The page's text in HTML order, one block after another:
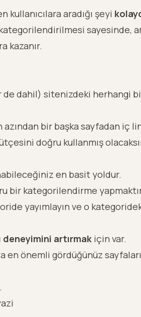
aradığı şeyi
kazanır.
dahil) sitenizdeki herhangi
bir başka sayfadan iç
doğru kullanmış
en basit yoldur.
bir kategorilendirme
yayımlayın ve o
deneyimini artırmak için var.
önemli gördüğünüz